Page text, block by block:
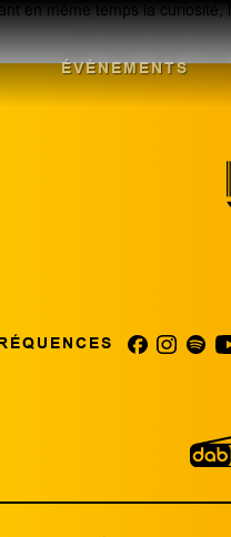
ÉVÈNEMENTS
en même temps la curiosité,